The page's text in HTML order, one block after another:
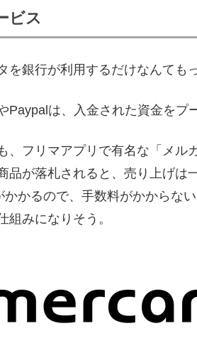
ビス
を銀行が利用するだけなんても
Paypalは、入金された資金をプ
、フリマアプリで有名な「メ
品が落札されると、売り上げ
かるので、手数料がかからな
組みになりそう。